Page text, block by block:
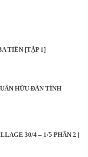
TIÊN [TẬP 1]
HỮU ĐÀN TÍNH
30/4 – 1/5 PHẦN 2 |